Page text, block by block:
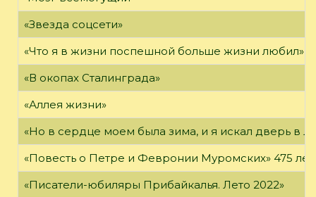
«Звезда соцсети»
«Что я в жизни поспешной больше жизни любил»
«В окопах Сталинграда»
«Аллея жизни»
«Но в сердце моем была зима, и я искал дверь в
«Повесть о Петре и Февронии Муромских» 475
«Писатели-юбиляры Прибайкалья. Лето 2022»